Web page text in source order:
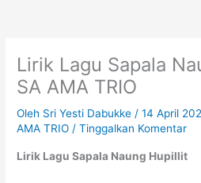
Lirik Lagu Sapala
SA AMA TRIO
Oleh Sri Yesti Dabukke /14 April
AMA TRIO /Tinggalkan Komentar
Lirik Lagu Sapala Naung Hupillit